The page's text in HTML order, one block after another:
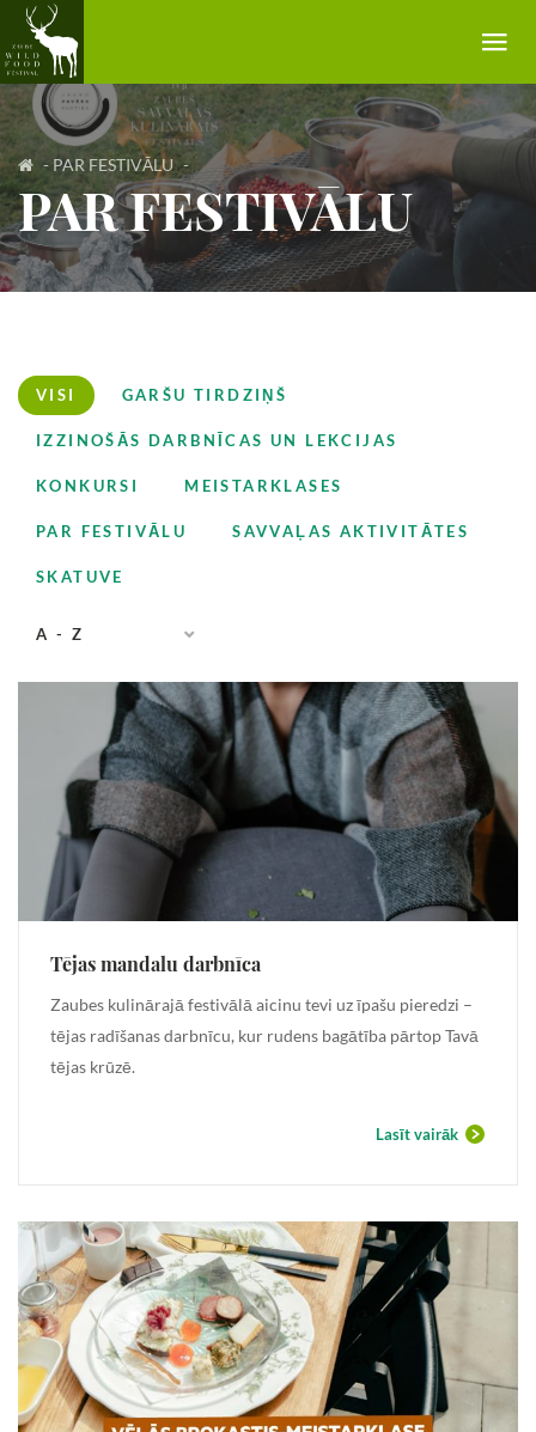
PAR FESTIVĀLU
GARŠU TIRGUS
RECEPTES
KONTAKTI
- PAR FESTIVĀLU -
PAR FESTIVĀLU
VISI GARŠU TIRDZIŅŠ
IZZINOŠĀS DARBNĪCAS UN LEKCIJAS
KONKURSI MEISTARKLASES
PAR FESTIVĀLU SAVVAĻAS AKTIVITĀTES
SKATUVE
A - Z
Tējas mandalu darbnīca
Zaubes kulinārajā festivālā aicinu tevi uz īpašu pieredzi –
tējas radīšanas darbnīcu, kur rudens bagātība pārtop Tavā
tējas krūzē.
Lasīt vairāk